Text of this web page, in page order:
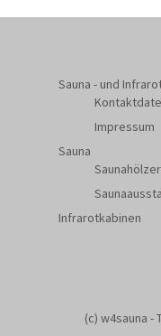
Sauna - und
Impressum
Sauna
Saunahölzer
Infrarotkabinen
(c) w4sauna -